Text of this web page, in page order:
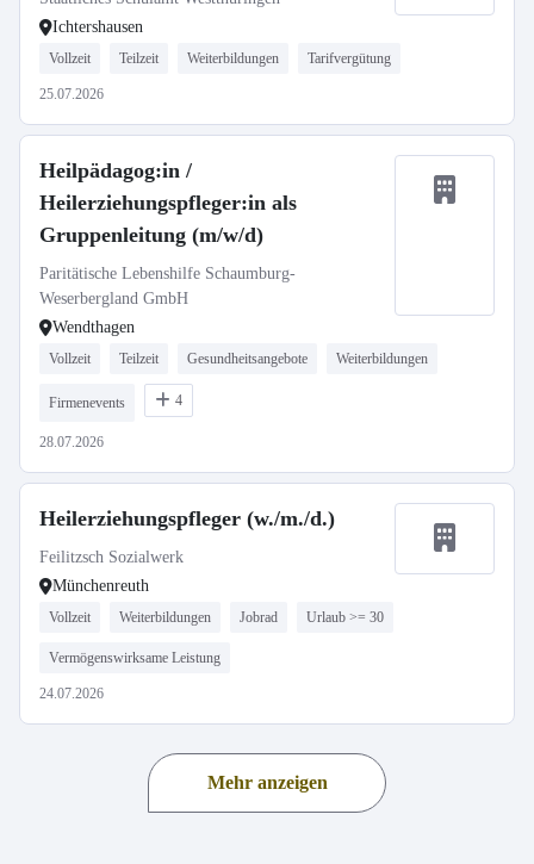
Ichtershausen
Vollzeit Teilzeit Weiterbildungen Tarifvergütung
25.07.2026
Heilpädagog:in /
Heilerziehungspfleger:in als
Gruppenleitung (m/w/d)
Paritätische Lebenshilfe Schaumburg-
Weserbergland GmbH
Wendthagen
Vollzeit Teilzeit Gesundheitsangebote Weiterbildungen
Firmenevents 4
28.07.2026
Heilerziehungspfleger (w./m./d.)
Feilitzsch Sozialwerk
Münchenreuth
Vollzeit Weiterbildungen Jobrad Urlaub >= 30
Vermögenswirksame Leistung
24.07.2026
Mehr anzeigen